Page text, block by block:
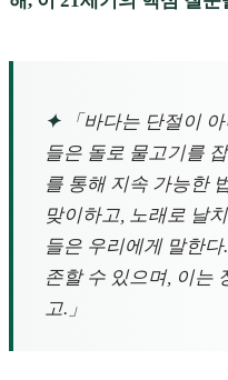
✦「바다는 단절이
들은 돌로 물고기를
를 통해 지속 가능한
맞이하고, 노래로 날
들은 우리에게 말한
존할 수 있으며, 이는
고.」